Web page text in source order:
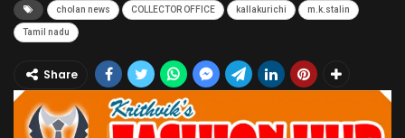
cholan news COLLECTOR OFFICE kallakurichi m.k.stalin
Tamil nadu
Share